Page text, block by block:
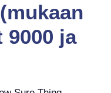
ja